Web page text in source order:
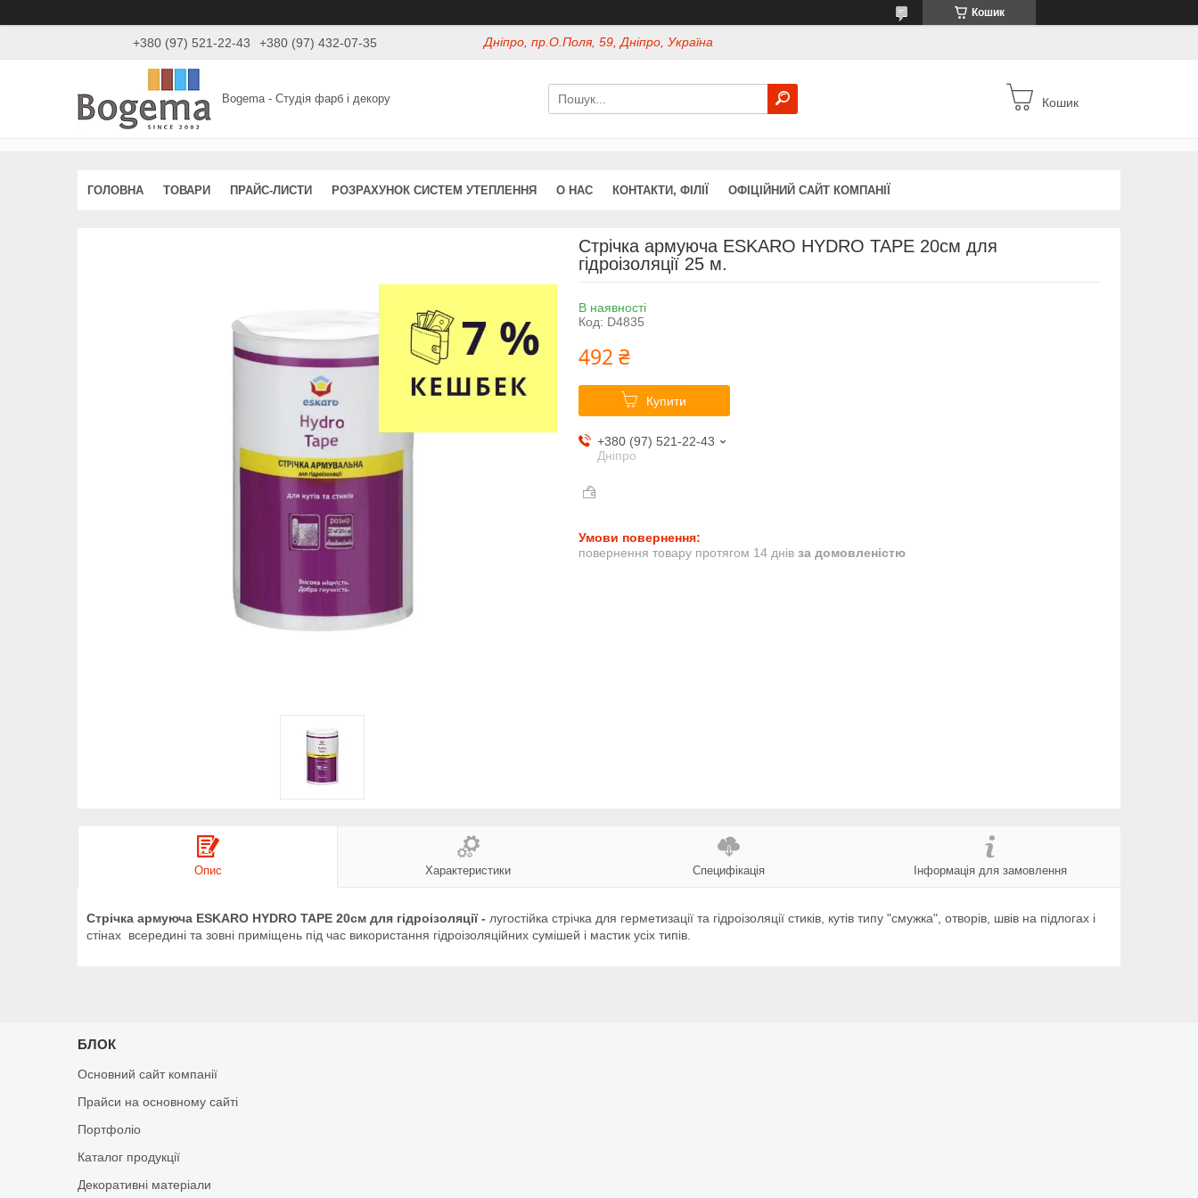
Кошик
+380 (97) 521-22-43 +380 (97) 432-07-35 Дніпро, пр.О.Поля, 59, Дніпро, Україна
Bogema - Студія фарб і декору Кошик
ГОЛОВНА ТОВАРИ ПРАЙС-ЛИСТИ РОЗРАХУНОК СИСТЕМ УТЕПЛЕННЯ О НАС КОНТАКТИ, ФІЛІЇ ОФІЦІЙНИЙ САЙТ КОМПАНІЇ
Стрічка армуюча ESKARO HYDRO TAPE 20см для
гідроізоляції 25 м.
В наявності
Код: D4835
492 ₴
Купити
+380 (97) 521-22-43
Дніпро
повернення товару протягом 14 днів за домовленістю
Опис Характеристики Специфікація Інформація для замовлення
Стрічка армуюча ESKARO HYDRO TAPE 20см для гідроізоляції - лугостійка стрічка для герметизації та гідроізоляції стиків, кутів типу "смужка", отворів, швів на підлогах і
стінах всередині та зовні приміщень під час використання гідроізоляційних сумішей і мастик усіх типів.
БЛОК
Основний сайт компанії
Прайси на основному сайті
Портфоліо
Каталог продукції
Декоративні матеріали